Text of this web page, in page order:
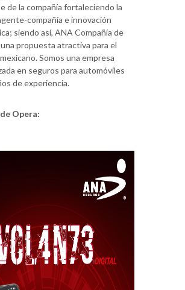
de la compañía fortaleciendo la
compañía e innovación
siendo así, ANA Compañía de
propuesta atractiva para el
Somos una empresa
en seguros para automóviles
de experiencia.
Opera: